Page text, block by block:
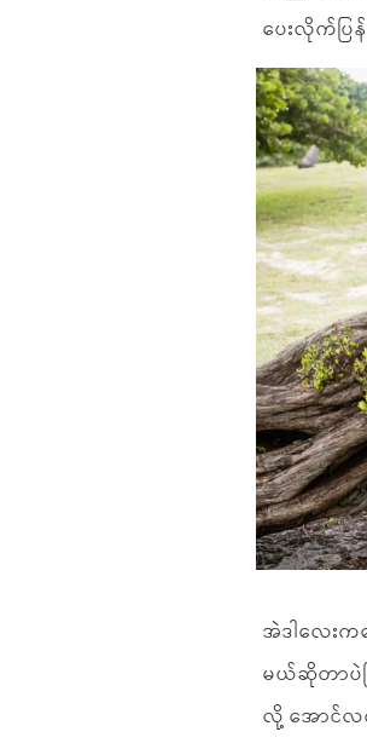
ပေးလိုက်ပြန်
အဲဒါလေးက
မယ်ဆိုတာပဲ
လို့ အောင်လ